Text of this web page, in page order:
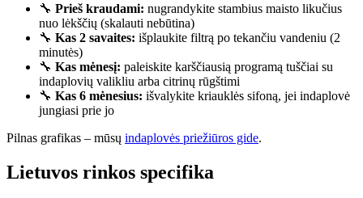
🔧 Prieš kraudami: nugrandykite stambius maisto likučius
nuo lėkščių (skalauti nebūtina)
🔧 Kas 2 savaites: išplaukite filtrą po tekančiu vandeniu (2
minutės)
🔧 Kas mėnesį: paleiskite karščiausią programą tuščiai su
indaplovių valikliu arba citrinų rūgštimi
🔧 Kas 6 mėnesius: išvalykite kriauklės sifoną, jei indaplovė
jungiasi prie jo
Pilnas grafikas – mūsų indaplovės priežiūros gide.
Lietuvos rinkos specifika